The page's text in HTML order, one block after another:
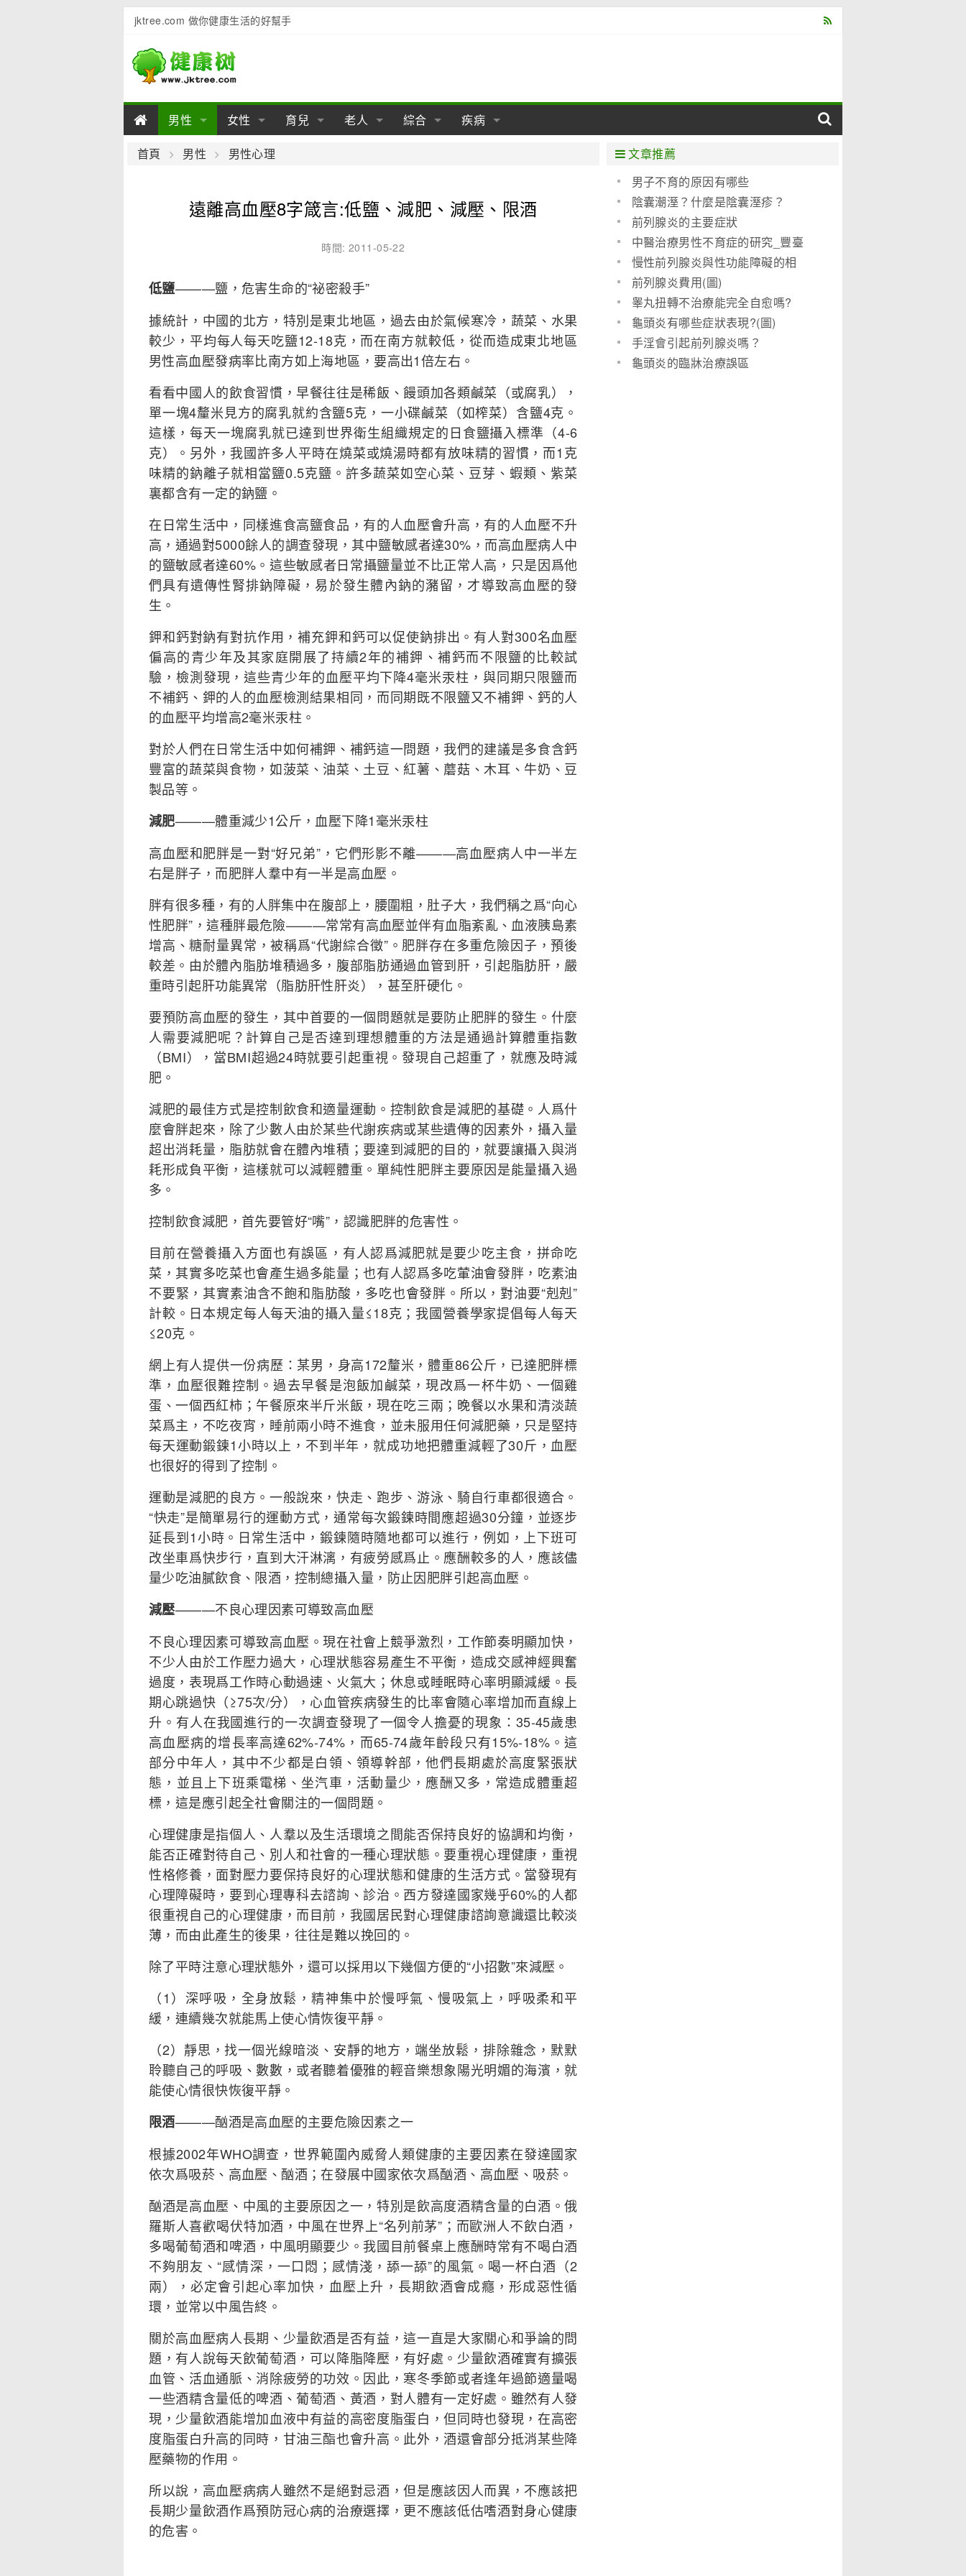
jktree.com 做你健康生活的好幫手
男性
男性陽痿
男性早泄
男性飲食
男性用品 男性疾病
女性
女性乳房
女性飲食
女性生理 女性疾病
育兒
幼兒期
學前期 母嬰用品
老人
老人用品
老人護理
綜合
亞健康
急救自救
疾病
肝病
泌尿科
肛腸科
精神病
心血管
口腔科
首頁 男性 男性心理
遠離高血壓8字箴言:低鹽、減肥、減壓、限酒
時間: 2011-05-22
低鹽———鹽，危害生命的“祕密殺手”
據統計，中國的北方，特別是東北地區，過去由於氣候寒冷，蔬菜、水果
較少，平均每人每天吃鹽12-18克，而在南方就較低，從而造成東北地區
男性高血壓發病率比南方如上海地區，要高出1倍左右。
看看中國人的飲食習慣，早餐往往是稀飯、饅頭加各類鹹菜（或腐乳），
單一塊4釐米見方的腐乳就約含鹽5克，一小碟鹹菜（如榨菜）含鹽4克。
這樣，每天一塊腐乳就已達到世界衛生組織規定的日食鹽攝入標準（4-6
克）。另外，我國許多人平時在燒菜或燒湯時都有放味精的習慣，而1克
味精的鈉離子就相當鹽0.5克鹽。許多蔬菜如空心菜、豆芽、蝦類、紫菜
裏都含有一定的鈉鹽。
在日常生活中，同樣進食高鹽食品，有的人血壓會升高，有的人血壓不升
高，通過對5000餘人的調查發現，其中鹽敏感者達30%，而高血壓病人中
的鹽敏感者達60%。這些敏感者日常攝鹽量並不比正常人高，只是因爲他
們具有遺傳性腎排鈉障礙，易於發生體內鈉的瀦留，才導致高血壓的發
生。
鉀和鈣對鈉有對抗作用，補充鉀和鈣可以促使鈉排出。有人對300名血壓
偏高的青少年及其家庭開展了持續2年的補鉀、補鈣而不限鹽的比較試
驗，檢測發現，這些青少年的血壓平均下降4毫米汞柱，與同期只限鹽而
不補鈣、鉀的人的血壓檢測結果相同，而同期既不限鹽又不補鉀、鈣的人
的血壓平均增高2毫米汞柱。
對於人們在日常生活中如何補鉀、補鈣這一問題，我們的建議是多食含鈣
豐富的蔬菜與食物，如菠菜、油菜、土豆、紅薯、蘑菇、木耳、牛奶、豆
製品等。
減肥———體重減少1公斤，血壓下降1毫米汞柱
高血壓和肥胖是一對“好兄弟”，它們形影不離———高血壓病人中一半左
右是胖子，而肥胖人羣中有一半是高血壓。
胖有很多種，有的人胖集中在腹部上，腰圍粗，肚子大，我們稱之爲“向心
性肥胖”，這種胖最危險———常常有高血壓並伴有血脂紊亂、血液胰島素
增高、糖耐量異常，被稱爲“代謝綜合徵”。肥胖存在多重危險因子，預後
較差。由於體內脂肪堆積過多，腹部脂肪通過血管到肝，引起脂肪肝，嚴
重時引起肝功能異常（脂肪肝性肝炎），甚至肝硬化。
要預防高血壓的發生，其中首要的一個問題就是要防止肥胖的發生。什麼
人需要減肥呢？計算自己是否達到理想體重的方法是通過計算體重指數
（BMI），當BMI超過24時就要引起重視。發現自己超重了，就應及時減
肥。
減肥的最佳方式是控制飲食和適量運動。控制飲食是減肥的基礎。人爲什
麼會胖起來，除了少數人由於某些代謝疾病或某些遺傳的因素外，攝入量
超出消耗量，脂肪就會在體內堆積；要達到減肥的目的，就要讓攝入與消
耗形成負平衡，這樣就可以減輕體重。單純性肥胖主要原因是能量攝入過
多。
控制飲食減肥，首先要管好“嘴”，認識肥胖的危害性。
目前在營養攝入方面也有誤區，有人認爲減肥就是要少吃主食，拼命吃
菜，其實多吃菜也會產生過多能量；也有人認爲多吃葷油會發胖，吃素油
不要緊，其實素油含不飽和脂肪酸，多吃也會發胖。所以，對油要“剋剋”
計較。日本規定每人每天油的攝入量≤18克；我國營養學家提倡每人每天
≤20克。
網上有人提供一份病歷：某男，身高172釐米，體重86公斤，已達肥胖標
準，血壓很難控制。過去早餐是泡飯加鹹菜，現改爲一杯牛奶、一個雞
蛋、一個西紅柿；午餐原來半斤米飯，現在吃三兩；晚餐以水果和清淡蔬
菜爲主，不吃夜宵，睡前兩小時不進食，並未服用任何減肥藥，只是堅持
每天運動鍛鍊1小時以上，不到半年，就成功地把體重減輕了30斤，血壓
也很好的得到了控制。
運動是減肥的良方。一般說來，快走、跑步、游泳、騎自行車都很適合。
“快走”是簡單易行的運動方式，通常每次鍛鍊時間應超過30分鐘，並逐步
延長到1小時。日常生活中，鍛鍊隨時隨地都可以進行，例如，上下班可
改坐車爲快步行，直到大汗淋漓，有疲勞感爲止。應酬較多的人，應該儘
量少吃油膩飲食、限酒，控制總攝入量，防止因肥胖引起高血壓。
減壓———不良心理因素可導致高血壓
不良心理因素可導致高血壓。現在社會上競爭激烈，工作節奏明顯加快，
不少人由於工作壓力過大，心理狀態容易產生不平衡，造成交感神經興奮
過度，表現爲工作時心動過速、火氣大；休息或睡眠時心率明顯減緩。長
期心跳過快（≥75次/分），心血管疾病發生的比率會隨心率增加而直線上
升。有人在我國進行的一次調查發現了一個令人擔憂的現象：35-45歲患
高血壓病的增長率高達62%-74%，而65-74歲年齡段只有15%-18%。這
部分中年人，其中不少都是白領、領導幹部，他們長期處於高度緊張狀
態，並且上下班乘電梯、坐汽車，活動量少，應酬又多，常造成體重超
標，這是應引起全社會關注的一個問題。
心理健康是指個人、人羣以及生活環境之間能否保持良好的協調和均衡，
能否正確對待自己、別人和社會的一種心理狀態。要重視心理健康，重視
性格修養，面對壓力要保持良好的心理狀態和健康的生活方式。當發現有
心理障礙時，要到心理專科去諮詢、診治。西方發達國家幾乎60%的人都
很重視自己的心理健康，而目前，我國居民對心理健康諮詢意識還比較淡
薄，而由此產生的後果，往往是難以挽回的。
除了平時注意心理狀態外，還可以採用以下幾個方便的“小招數”來減壓。
（1）深呼吸，全身放鬆，精神集中於慢呼氣、慢吸氣上，呼吸柔和平
緩，連續幾次就能馬上使心情恢復平靜。
（2）靜思，找一個光線暗淡、安靜的地方，端坐放鬆，排除雜念，默默
聆聽自己的呼吸、數數，或者聽着優雅的輕音樂想象陽光明媚的海濱，就
能使心情很快恢復平靜。
限酒———酗酒是高血壓的主要危險因素之一
根據2002年WHO調查，世界範圍內威脅人類健康的主要因素在發達國家
依次爲吸菸、高血壓、酗酒；在發展中國家依次爲酗酒、高血壓、吸菸。
酗酒是高血壓、中風的主要原因之一，特別是飲高度酒精含量的白酒。俄
羅斯人喜歡喝伏特加酒，中風在世界上“名列前茅”；而歐洲人不飲白酒，
多喝葡萄酒和啤酒，中風明顯要少。我國目前餐桌上應酬時常有不喝白酒
不夠朋友、“感情深，一口悶；感情淺，舔一舔”的風氣。喝一杯白酒（2
兩），必定會引起心率加快，血壓上升，長期飲酒會成癮，形成惡性循
環，並常以中風告終。
關於高血壓病人長期、少量飲酒是否有益，這一直是大家關心和爭論的問
題，有人說每天飲葡萄酒，可以降脂降壓，有好處。少量飲酒確實有擴張
血管、活血通脈、消除疲勞的功效。因此，寒冬季節或者逢年過節適量喝
一些酒精含量低的啤酒、葡萄酒、黃酒，對人體有一定好處。雖然有人發
現，少量飲酒能增加血液中有益的高密度脂蛋白，但同時也發現，在高密
度脂蛋白升高的同時，甘油三酯也會升高。此外，酒還會部分抵消某些降
壓藥物的作用。
所以說，高血壓病病人雖然不是絕對忌酒，但是應該因人而異，不應該把
長期少量飲酒作爲預防冠心病的治療選擇，更不應該低估嗜酒對身心健康
的危害。
文章推薦
男子不育的原因有哪些
陰囊潮溼？什麼是陰囊溼疹？
(圖)前列腺炎的主要症狀
中醫治療男性不育症的研究_豐臺
婦幼保健院
慢性前列腺炎與性功能障礙的相
關性前列腺炎費用(圖)
睾丸扭轉不治療能完全自愈嗎?
龜頭炎有哪些症狀表現?(圖)
手淫會引起前列腺炎嗎？
龜頭炎的臨牀治療誤區